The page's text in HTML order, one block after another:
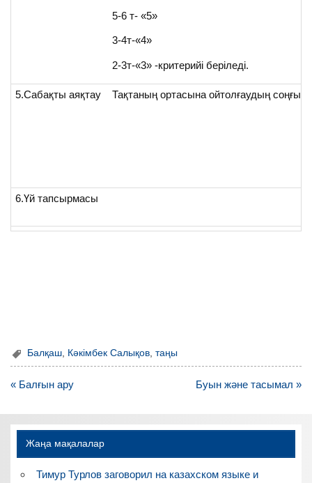
5-6 т- «5»
3-4т-«4»
2-3т-«3» -критерийі беріледі.
5.Сабақты аяқтау Тақтаның ортасына ойтолғаудың соңғы
6.Үй тапсырмасы
Балқаш, Кәкімбек Салықов,таңы
Навигация
записям
« Балғын ару Буын және тасымал »
Жаңа мақалалар
Тимур Турлов заговорил на казахском языке и